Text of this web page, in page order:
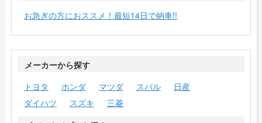
お急ぎの方におススメ！最短14日で納車!!
メーカーから探す
トヨタ
ホンダ マツダ スバル
日産
ダイハツ
スズキ
三菱